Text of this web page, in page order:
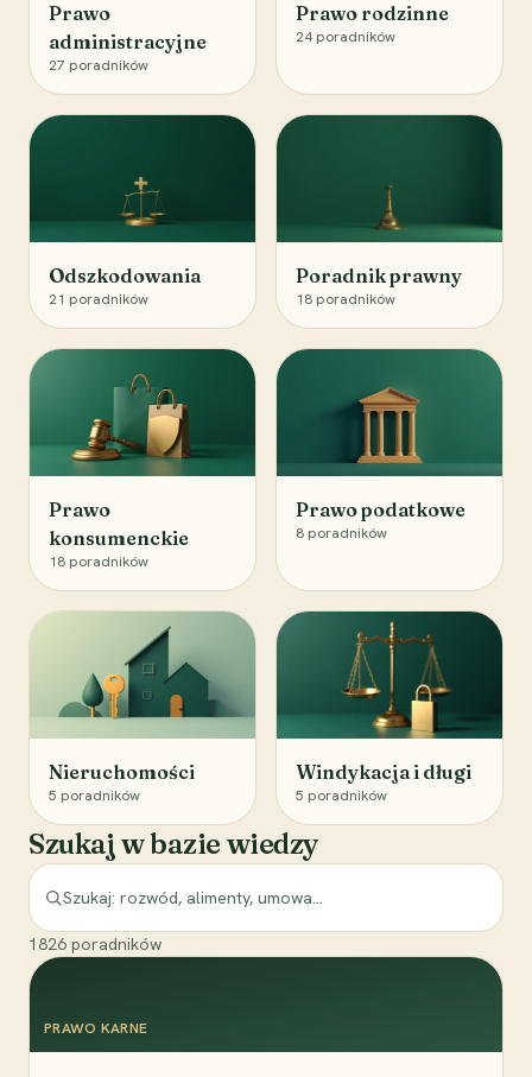
Prawo
administracyjne
27 poradników
Prawo rodzinne
24 poradników
Odszkodowania
21 poradników
Poradnik prawny
18 poradników
Prawo
konsumenckie
18 poradników
Prawo podatkowe
8 poradników
Nieruchomości
5 poradników
Windykacja i długi
5 poradników
Szukaj w bazie wiedzy
1826 poradników
PRAWO KARNE